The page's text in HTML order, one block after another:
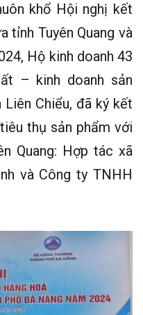
khổ Hội nghị kết
tỉnh Tuyên Quang và
Hộ kinh doanh 43
– kinh doanh sản
Chiểu, đã ký kết
thụ sản phẩm với
Quang: Hợp tác xã
và Công ty TNHH